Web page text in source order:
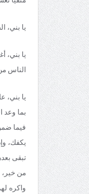
يا بني،
يا بني،
الناس
يا بني،
بما وعد
فيما
يكفك،
تبقى
من
واكره